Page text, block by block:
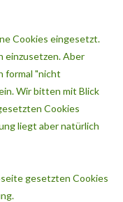
Cookies eingesetzt.
einzusetzen. Aber
formal "nicht
Wir bitten mit Blick
Cookies
liegt aber natürlich
gesetzten Cookies